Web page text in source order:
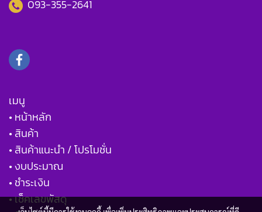
093-355-2641
เมนู
• หน้าหลัก
• สินค้า
• สินค้าแนะนำ / โปรโมชั่น
• งบประมาณ
• ชำระเงิน
• เช็คเลขพัสดุ